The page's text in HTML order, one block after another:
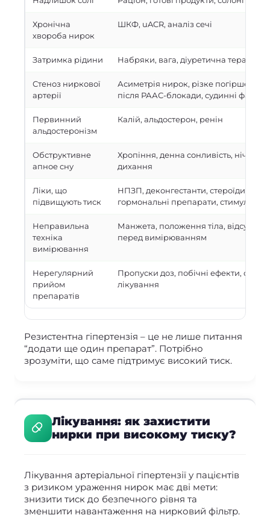
Хронічна
хвороба нирок
ШКФ, uACR, аналіз сечі
Затримка рідини Набряки, вага, діуретична терапія
Стеноз ниркової
артерії
Асиметрія нирок, різке погіршення
після РААС-блокади, судинні
Первинний
альдостеронізм
Калій, альдостерон, ренін
Обструктивне
апное сну
Хропіння, денна сонливість, нічні
дихання
Ліки, що
підвищують тиск
НПЗП, деконгестанти, стероїди, деякі
гормональні препарати,
Неправильна
техніка
вимірювання
Манжета, положення тіла,
перед вимірюванням
Нерегулярний
прийом
препаратів
Пропуски доз, побічні ефекти,
лікування
Резистентна гіпертензія – це не лише питання
“додати ще один препарат”. Потрібно
зрозуміти, що саме підтримує високий тиск.
Лікування: як захистити
нирки при високому тиску?
Лікування артеріальної гіпертензії у пацієнтів
з ризиком ураження нирок має дві мети:
знизити тиск до безпечного рівня та
зменшити навантаження на нирковий фільтр.